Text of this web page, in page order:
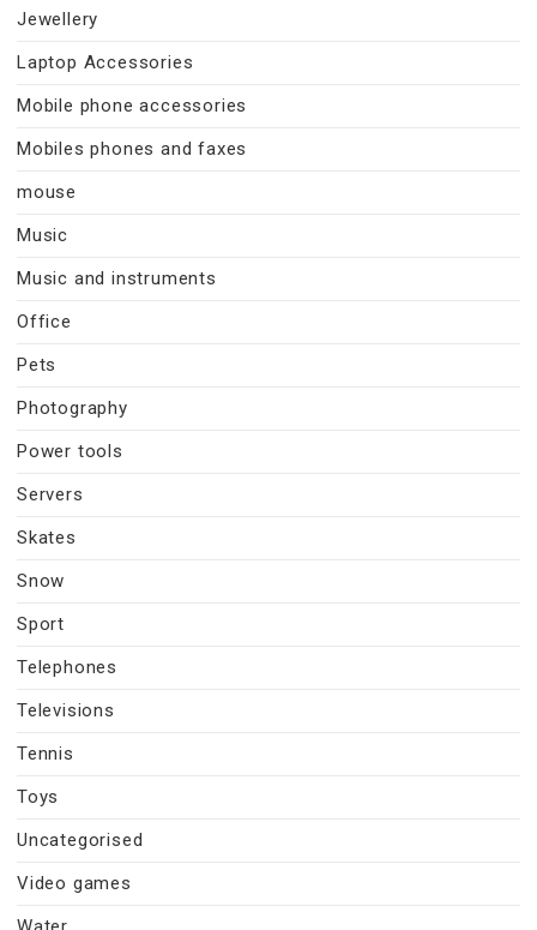
Jewellery
Laptop Accessories
Mobile phone accessories
Mobiles phones and faxes
mouse
Music
Music and instruments
Office
Pets
Photography
Power tools
Servers
Skates
Snow
Sport
Telephones
Televisions
Tennis
Toys
Uncategorised
Video games